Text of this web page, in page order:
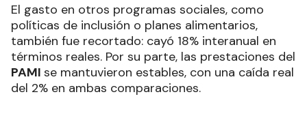
El gasto en otros programas sociales, como
políticas de inclusión o planes alimentarios,
también fue recortado: cayó 18% interanual en
términos reales. Por su parte, las prestaciones del
PAMI se mantuvieron estables, con una caída real
del 2% en ambas comparaciones.